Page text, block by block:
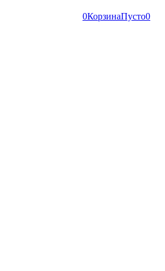
0КорзинаПусто0